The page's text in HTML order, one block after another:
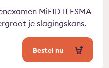
MiFID II ESMA
je slagingskans.
Bestel nu